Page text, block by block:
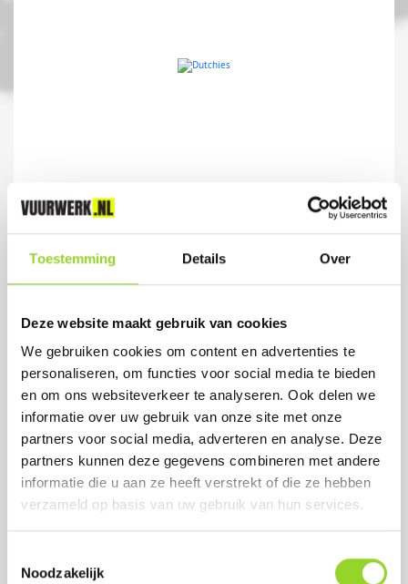
Toestemming Details Over
Deze website maakt gebruik van cookies
We gebruiken cookies om content en advertenties te
personaliseren, om functies voor social media te bieden
en om ons websiteverkeer te analyseren. Ook delen we
informatie over uw gebruik van onze site met onze
partners voor social media, adverteren en analyse. Deze
partners kunnen deze gegevens combineren met andere
informatie die u aan ze heeft verstrekt of die ze hebben
verzameld op basis van uw gebruik van hun services.
Noodzakelijk
DUTCHIES
4 fonteinen
Artikelnummer: 1010
€ 2,99